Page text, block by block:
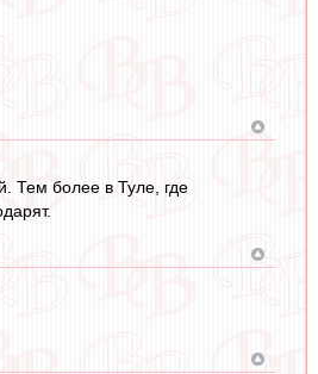
Тем более в Туле, где